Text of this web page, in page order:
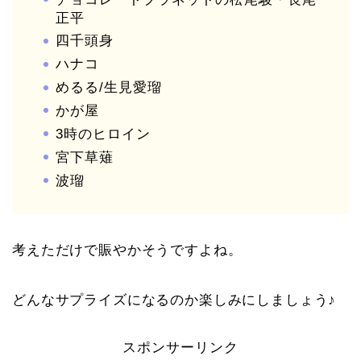
正平
四千頭身
ハナコ
めるる/生見愛瑠
かが屋
3時のヒロイン
宮下草薙
波瑠
考えただけで賑やかそうですよね。
どんなサプライズになるのか楽しみにしましょう♪
スポンサーリンク